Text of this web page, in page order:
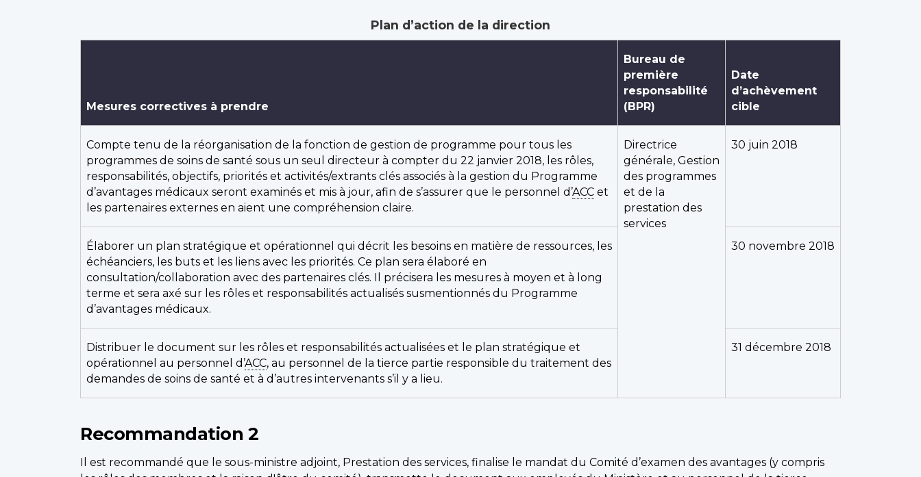
Plan d’action de la direction
Mesures correctives à prendre
Bureau de
première
responsabilité
(BPR)
Date
d’achèvement
cible
Compte tenu de la réorganisation de la fonction de gestion de programme pour tous les
programmes de soins de santé sous un seul directeur à compter du 22 janvier 2018, les rôles,
responsabilités, objectifs, priorités et activités/extrants clés associés à la gestion du Programme
d’avantages médicaux seront examinés et mis à jour, afin de s’assurer que le personnel d’ACC et
les partenaires externes en aient une compréhension claire.
Directrice
générale, Gestion
des programmes
et de la
prestation des
services
30 juin 2018
Élaborer un plan stratégique et opérationnel qui décrit les besoins en matière de ressources, les
échéanciers, les buts et les liens avec les priorités. Ce plan sera élaboré en
consultation/collaboration avec des partenaires clés. Il précisera les mesures à moyen et à long
terme et sera axé sur les rôles et responsabilités actualisés susmentionnés du Programme
d’avantages médicaux.
30 novembre 2018
Distribuer le document sur les rôles et responsabilités actualisées et le plan stratégique et
opérationnel au personnel d’ACC, au personnel de la tierce partie responsible du traitement des
demandes de soins de santé et à d’autres intervenants s’il y a lieu.
31 décembre 2018
Recommandation 2
Il est recommandé que le sous-ministre adjoint, Prestation des services, finalise le mandat du Comité d’examen des avantages (y compris